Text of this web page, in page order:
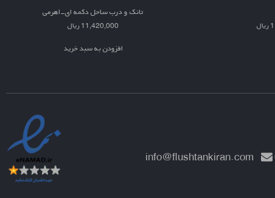
ریال
تانک و درب ساحل دکمه ای-اهرمی
11,420,000 ریال
افزودن به سبد خرید
info@flushtankiran.com